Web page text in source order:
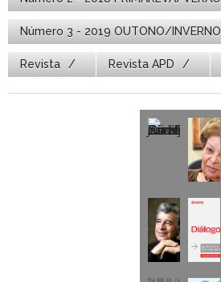
Número 3 - 2019 OUTONO/INVERNO
Revista Revista APD